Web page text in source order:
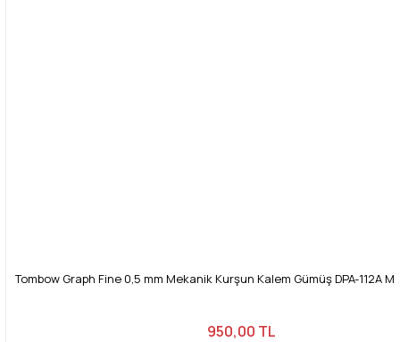
Tombow Graph Fine 0,5 mm Mekanik Kurşun Kalem Gümüş DPA-112A
950,00 TL